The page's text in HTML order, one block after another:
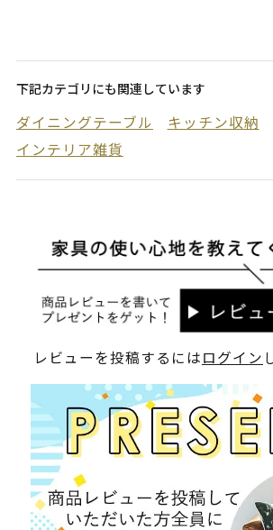
下記カテゴリにも関連しています
ダイニングテーブル
キッチン収納
インテリア雑貨
レビューを投稿するにはログイン